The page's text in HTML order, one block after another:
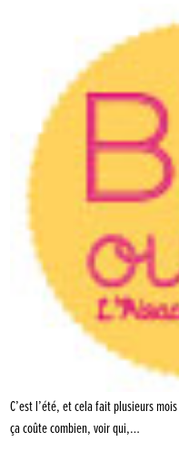
C’est l’été, et cela fait plusieurs
ça coûte combien, voir qui,…